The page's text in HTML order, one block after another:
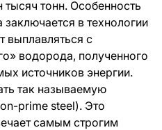
тысяч тонн. Особенность
в технологии
выплавляться с
водорода, полученного
источников энергии.
так называемую
prime steel). Это
самым строгим